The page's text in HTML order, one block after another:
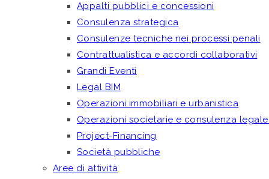
Appalti pubblici e concessioni
Consulenza strategica
Consulenze tecniche nei processi penali
Contrattualistica e accordi collaborativi
Grandi Eventi
Legal BIM
Operazioni immobiliari e urbanistica
Operazioni societarie e consulenza legale
Project-Financing
Società pubbliche
Aree di attività